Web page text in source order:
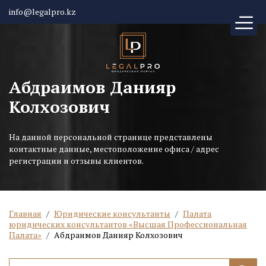
info@legalpro.kz
Абдраимов Данияр
Колхозович
На данной персональной странице представлены
контактные данные, местоположение офиса / адрес
регистрации и отзывы клиентов.
Главная / Юридические консультанты / Палата
юридических консультантов «Высшая Профессиональная
Палата» / Абдраимов Данияр Колхозович